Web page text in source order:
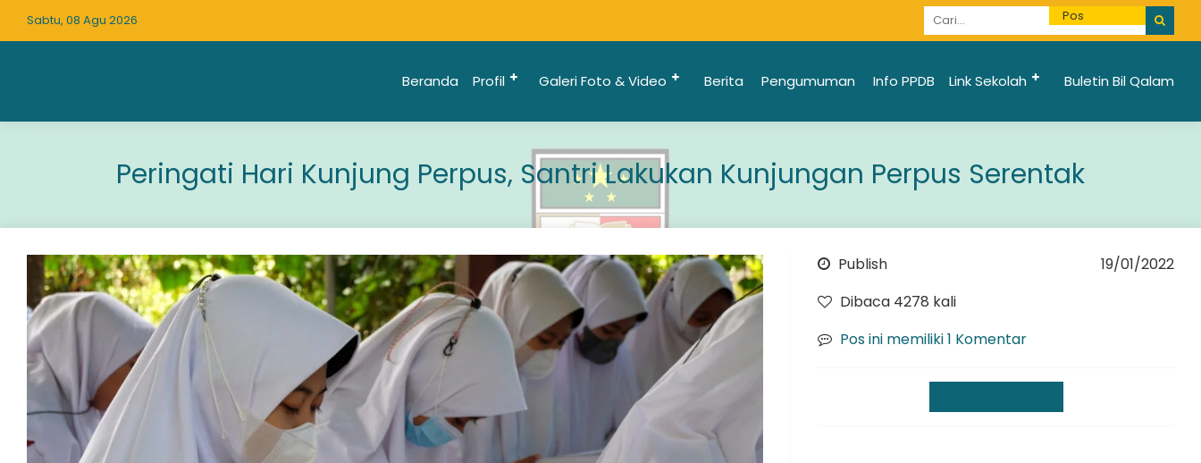
Sabtu, 08 Agu 2026 Informasi Penerimaan Santri Baru 2025/2026
Beranda Profil Galeri Foto & Video Berita Pengumuman Info PPDB Link Sekolah Buletin Bil Qalam
Peringati Hari Kunjung Perpus, Santri Lakukan Kunjungan Perpus Serentak
Publish
19/01/2022
Dibaca 4278 kali
Pos ini memiliki 1 Komentar